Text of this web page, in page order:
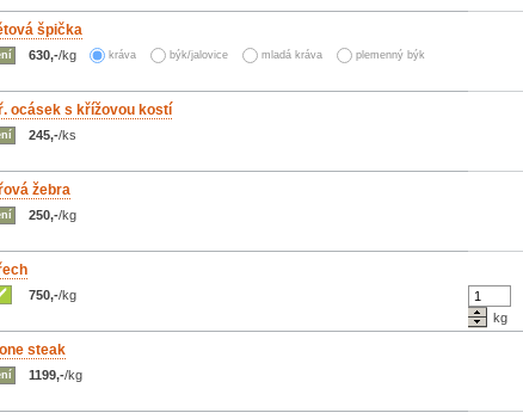
špička
630,-/kg kráva býk/jalovice mladá kráva plemenný býk
ocásek s křížovou kostí
245,-/ks
žebra
250,-/kg
750,-/kg
kg
steak
1199,-/kg